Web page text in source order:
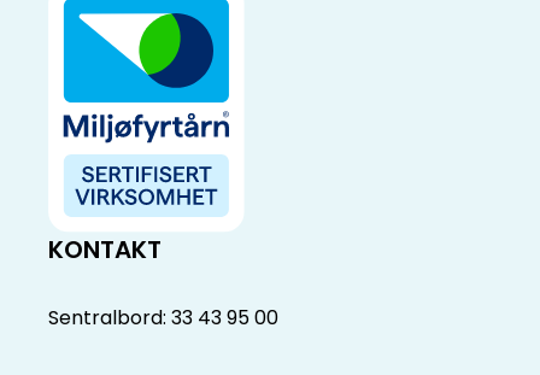
KONTAKT
Sentralbord: 33 43 95 00